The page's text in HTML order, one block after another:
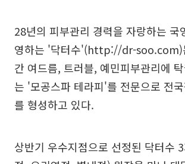
28년의 피부관리 경력을 자랑하는 국
영하는 '닥터수'(http://dr-soo.com)
간 여드름, 트러블, 예민피부관리에
는 '모공스파 테라피'를 전문으로 전
를 형성하고 있다.
상반기 우수지점으로 선정된 닥터수